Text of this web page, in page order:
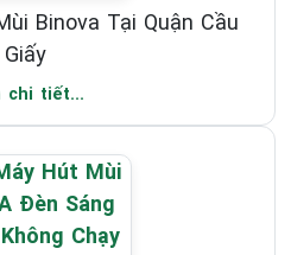
Binova Tại Quận Cầu
Giấy
chi tiết...